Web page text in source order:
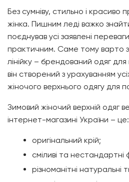
Без сумніву, стильно і красиво
жінка. Пишним леді важко
поєднував усі заявлені
практичним. Саме тому варто
лінійку – брендований одяг
він створений з урахуванням
жіночого верхнього одягу для
Зимовий жіночий верхній одяг
інтернет-магазині України – це:
оригінальний крій;
сміливі та нестандартні
різноманітні натуральні